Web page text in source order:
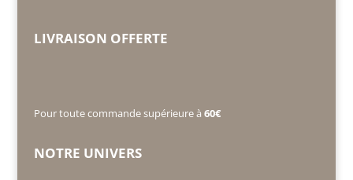
LIVRAISON OFFERTE
Pour toute commande supérieure à 60€
NOTRE UNIVERS